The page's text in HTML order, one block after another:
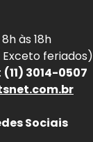
às 18h
feriados)
(11) 3014-0507
Sociais